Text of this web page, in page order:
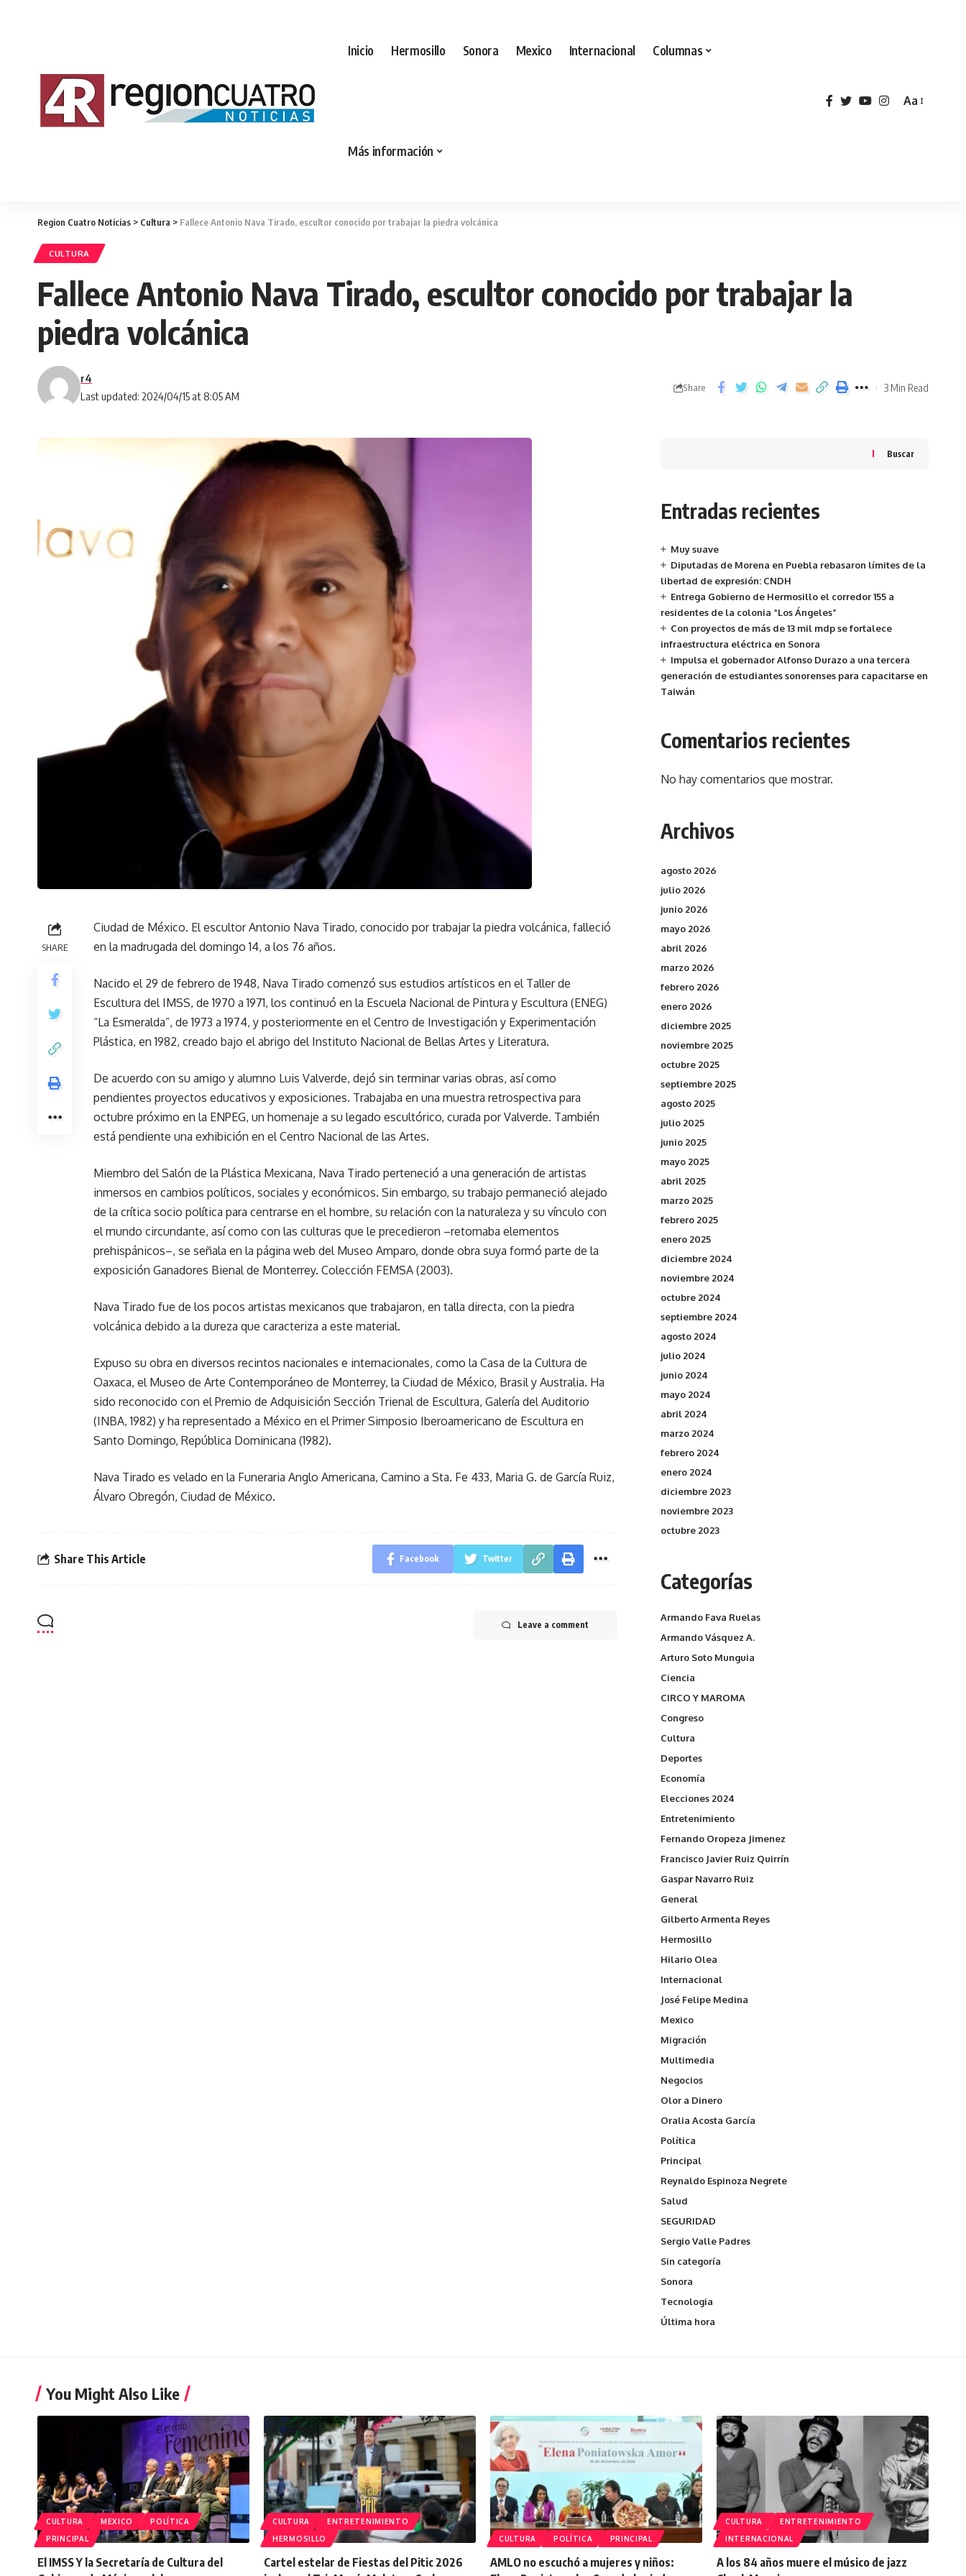
Inicio Hermosillo Sonora Mexico Internacional Columnas
Más información
Aa
Region Cuatro Noticias > Cultura > Fallece Antonio Nava Tirado, escultor conocido por trabajar la piedra volcánica
CULTURA
Fallece Antonio Nava Tirado, escultor conocido por trabajar la
piedra volcánica
Last updated: 2024/04/15 at 8:05 AM
r4
Share 3 Min Read
SHARE
Ciudad de México. El escultor Antonio Nava Tirado, conocido por trabajar la piedra volcánica, falleció
en la madrugada del domingo 14, a los 76 años.
Nacido el 29 de febrero de 1948, Nava Tirado comenzó sus estudios artísticos en el Taller de
Escultura del IMSS, de 1970 a 1971, los continuó en la Escuela Nacional de Pintura y Escultura (ENEG)
“La Esmeralda”, de 1973 a 1974, y posteriormente en el Centro de Investigación y Experimentación
Plástica, en 1982, creado bajo el abrigo del Instituto Nacional de Bellas Artes y Literatura.
De acuerdo con su amigo y alumno Luis Valverde, dejó sin terminar varias obras, así como
pendientes proyectos educativos y exposiciones. Trabajaba en una muestra retrospectiva para
octubre próximo en la ENPEG, un homenaje a su legado escultórico, curada por Valverde. También
está pendiente una exhibición en el Centro Nacional de las Artes.
Miembro del Salón de la Plástica Mexicana, Nava Tirado perteneció a una generación de artistas
inmersos en cambios políticos, sociales y económicos. Sin embargo, su trabajo permaneció alejado
de la crítica socio política para centrarse en el hombre, su relación con la naturaleza y su vínculo con
el mundo circundante, así como con las culturas que le precedieron –retomaba elementos
prehispánicos–, se señala en la página web del Museo Amparo, donde obra suya formó parte de la
exposición Ganadores Bienal de Monterrey. Colección FEMSA (2003).
Nava Tirado fue de los pocos artistas mexicanos que trabajaron, en talla directa, con la piedra
volcánica debido a la dureza que caracteriza a este material.
Expuso su obra en diversos recintos nacionales e internacionales, como la Casa de la Cultura de
Oaxaca, el Museo de Arte Contemporáneo de Monterrey, la Ciudad de México, Brasil y Australia. Ha
sido reconocido con el Premio de Adquisición Sección Trienal de Escultura, Galería del Auditorio
(INBA, 1982) y ha representado a México en el Primer Simposio Iberoamericano de Escultura en
Santo Domingo, República Dominicana (1982).
Nava Tirado es velado en la Funeraria Anglo Americana, Camino a Sta. Fe 433, Maria G. de García Ruiz,
Álvaro Obregón, Ciudad de México.
Share This Article Facebook Twitter
Leave a comment
Buscar
Entradas recientes
Muy suave
Diputadas de Morena en Puebla rebasaron límites de la
libertad de expresión: CNDH
Entrega Gobierno de Hermosillo el corredor 155 a
residentes de la colonia “Los Ángeles”
Con proyectos de más de 13 mil mdp se fortalece
infraestructura eléctrica en Sonora
Impulsa el gobernador Alfonso Durazo a una tercera
generación de estudiantes sonorenses para capacitarse en
Taiwán
Comentarios recientes
No hay comentarios que mostrar.
Archivos
agosto 2026
julio 2026
junio 2026
mayo 2026
abril 2026
marzo 2026
febrero 2026
enero 2026
diciembre 2025
noviembre 2025
octubre 2025
septiembre 2025
agosto 2025
julio 2025
junio 2025
mayo 2025
abril 2025
marzo 2025
febrero 2025
enero 2025
diciembre 2024
noviembre 2024
octubre 2024
septiembre 2024
agosto 2024
julio 2024
junio 2024
mayo 2024
abril 2024
marzo 2024
febrero 2024
enero 2024
diciembre 2023
noviembre 2023
octubre 2023
Categorías
Armando Fava Ruelas
Armando Vásquez A.
Arturo Soto Munguia
Ciencia
CIRCO Y MAROMA
Congreso
Cultura
Deportes
Economía
Elecciones 2024
Entretenimiento
Fernando Oropeza Jimenez
Francisco Javier Ruiz Quirrín
Gaspar Navarro Ruiz
General
Gilberto Armenta Reyes
Hermosillo
Hilario Olea
Internacional
José Felipe Medina
Mexico
Migración
Multimedia
Negocios
Olor a Dinero
Oralia Acosta García
Política
Principal
Reynaldo Espinoza Negrete
Salud
SEGURIDAD
Sergio Valle Padres
Sin categoría
Sonora
Tecnologia
Última hora
You Might Also Like
CULTURA MEXICO
POLÍTICA
PRINCIPAL
El IMSS Y la Secretaría de Cultura del
CULTURA
ENTRETENIMIENTO
HERMOSILLO
Cartel estelar de Fiestas del Pitic 2026
CULTURA POLÍTICA PRINCIPAL
AMLO no escuchó a mujeres y niños:
CULTURA
ENTRETENIMIENTO
INTERNACIONAL
A los 84 años muere el músico de jazz